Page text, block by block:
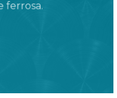
ferrosa.